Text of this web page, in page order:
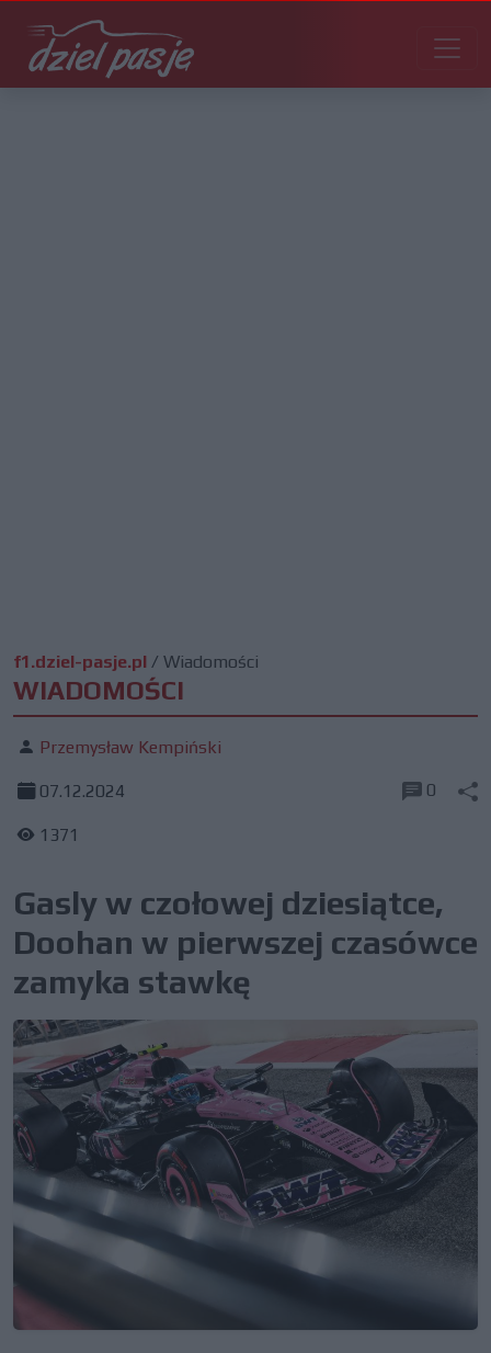
f1.dziel-pasje.pl / Wiadomości
WIADOMOŚCI
Przemysław Kempiński
07.12.2024
1371
0
Gasly w czołowej dziesiątce,
Doohan w pierwszej czasówce
zamyka stawkę